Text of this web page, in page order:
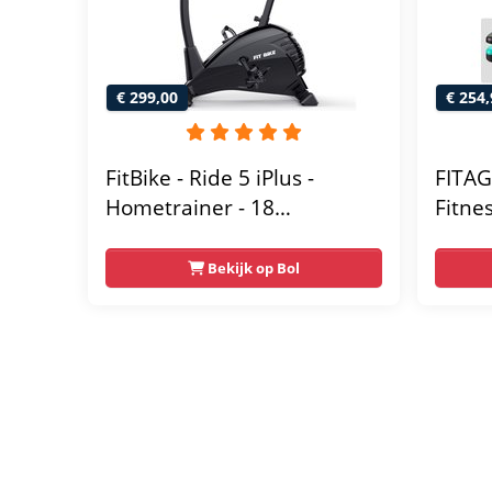
€ 299,00
FitBike - Ride 5 iPlus -
Hometrainer - 18
Hartslagsensoren
Bekijk op Bol
€